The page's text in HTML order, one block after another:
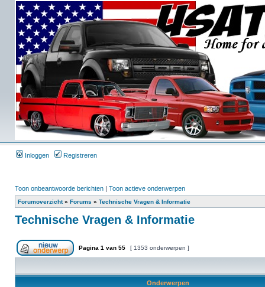
Inloggen Registreren
Toon onbeantwoorde berichten | Toon actieve onderwerpen
Forumoverzicht» Forums » Technische Vragen & Informatie
Technische Vragen & Informatie
Pagina 1 van 55 [ 1353 onderwerpen ]
Onderwerpen